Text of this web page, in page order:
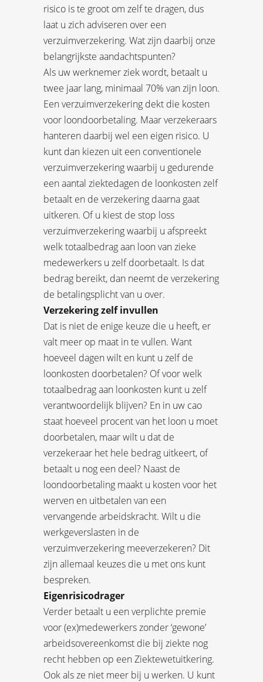
risico is te groot om zelf te dragen, dus
laat u zich adviseren over een
verzuimverzekering. Wat zijn daarbij onze
belangrijkste aandachtspunten?
Als uw werknemer ziek wordt, betaalt u
twee jaar lang, minimaal 70% van zijn loon.
Een verzuimverzekering dekt die kosten
voor loondoorbetaling. Maar verzekeraars
hanteren daarbij wel een eigen risico. U
kunt dan kiezen uit een conventionele
verzuimverzekering waarbij u gedurende
een aantal ziektedagen de loonkosten zelf
betaalt en de verzekering daarna gaat
uitkeren. Of u kiest de stop loss
verzuimverzekering waarbij u afspreekt
welk totaalbedrag aan loon van zieke
medewerkers u zelf doorbetaalt. Is dat
bedrag bereikt, dan neemt de verzekering
de betalingsplicht van u over.
Verzekering zelf invullen
Dat is niet de enige keuze die u heeft, er
valt meer op maat in te vullen. Want
hoeveel dagen wilt en kunt u zelf de
loonkosten doorbetalen? Of voor welk
totaalbedrag aan loonkosten kunt u zelf
verantwoordelijk blijven? En in uw cao
staat hoeveel procent van het loon u moet
doorbetalen, maar wilt u dat de
verzekeraar het hele bedrag uitkeert, of
betaalt u nog een deel? Naast de
loondoorbetaling maakt u kosten voor het
werven en uitbetalen van een
vervangende arbeidskracht. Wilt u die
werkgeverslasten in de
verzuimverzekering meeverzekeren? Dit
zijn allemaal keuzes die u met ons kunt
bespreken.
Eigenrisicodrager
Verder betaalt u een verplichte premie
voor (ex)medewerkers zonder ‘gewone’
arbeidsovereenkomst die bij ziekte nog
recht hebben op een Ziektewetuitkering.
Ook als ze niet meer bij u werken. U kunt